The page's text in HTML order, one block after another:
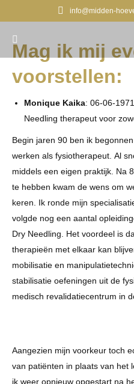
info@midden-
Search:
Mag ik mij
voorstellen:
Monique Kaika: 06-06-
Needling therapeut voor
Begin jaren 90 ben ik
werken als fysiotherapeut. Al
middels een eigen praktijk. Na
te hebben kwam de wens om
keren. Ik ronde mijn
volgde nog een aantal
Dry Needling. Het voordeel is
therapieën met elkaar kan
mobilisatie en
stabilisatie oefeningen uit de
medisch revalidatiecentrum in
Aangezien mijn voorkeur toch
van patiënten in plaats van het
ik weer opnieuw opgestart na